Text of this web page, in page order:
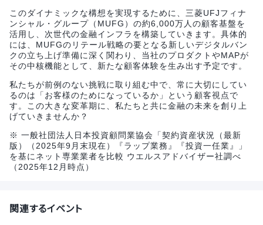
このダイナミックな構想を実現するために、三菱UFJフィナ
ンシャル・グループ（MUFG）の約6,000万人の顧客基盤を
活用し、次世代の金融インフラを構築していきます。具体的
には、MUFGのリテール戦略の要となる新しいデジタルバン
クの立ち上げ準備に深く関わり、当社のプロダクトやMAPが
その中核機能として、新たな顧客体験を生み出す予定です。
私たちが前例のない挑戦に取り組む中で、常に大切にしてい
るのは「お客様のためになっているか」という顧客視点で
す。この大きな変革期に、私たちと共に金融の未来を創り上
げていきませんか？
※ 一般社団法人日本投資顧問業協会「契約資産状況（最新
版）（2025年9月末現在）『ラップ業務』『投資一任業』」
を基にネット専業業者を比較 ウエルスアドバイザー社調べ
（2025年12月時点）
関連するイベント